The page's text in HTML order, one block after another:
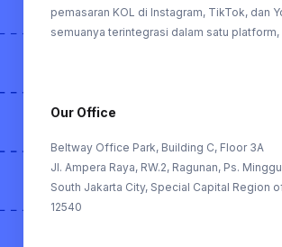
pemasaran KOL di Instagram, TikTok, dan
semuanya terintegrasi dalam satu platform,
Our Office
Beltway Office Park, Building C, Floor 3A
Jl. Ampera Raya, RW.2, Ragunan, Ps.
South Jakarta City, Special Capital Region
12540